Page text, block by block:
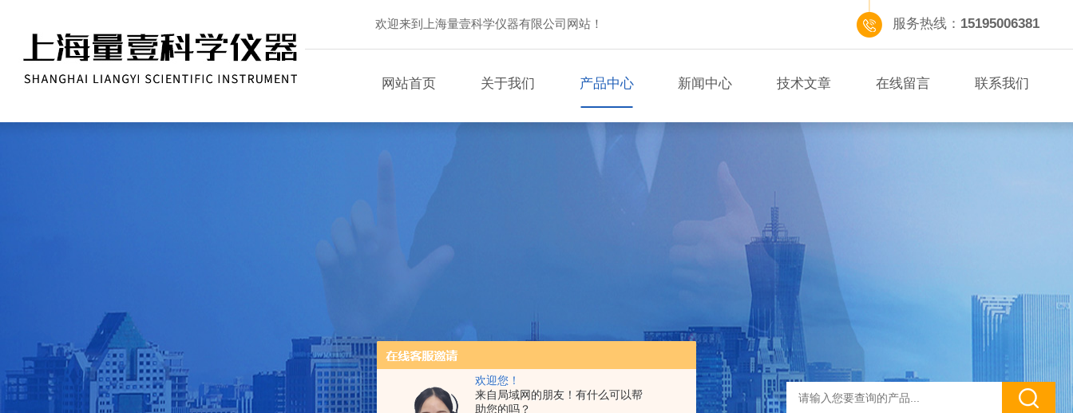
欢迎您！
来自局域网的朋友！有什么可以帮
助您的吗？
欢迎来到上海量壹科学仪器有限公司网站！ 服务热线： 15195006381
网站首页 关于我们 产品中心 新闻中心 技术文章 在线留言 联系我们